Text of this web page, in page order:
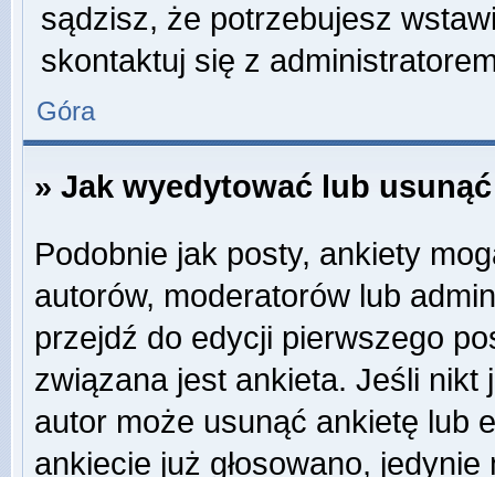
sądzisz, że potrzebujesz
skontaktuj się z
Góra
» Jak wyedytować lub
Podobnie jak posty, ankiety
autorów, moderatorów lub
przejdź do edycji pierwszego
związana jest ankieta. Jeśli nikt
autor może usunąć ankietę lub
ankiecie już głosowano,